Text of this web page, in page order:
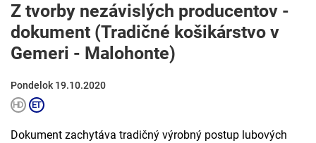
Z tvorby nezávislých producentov -
dokument (Tradičné košikárstvo v
Gemeri - Malohonte)
Pondelok 19.10.2020
Dokument zachytáva tradičný výrobný postup lubových